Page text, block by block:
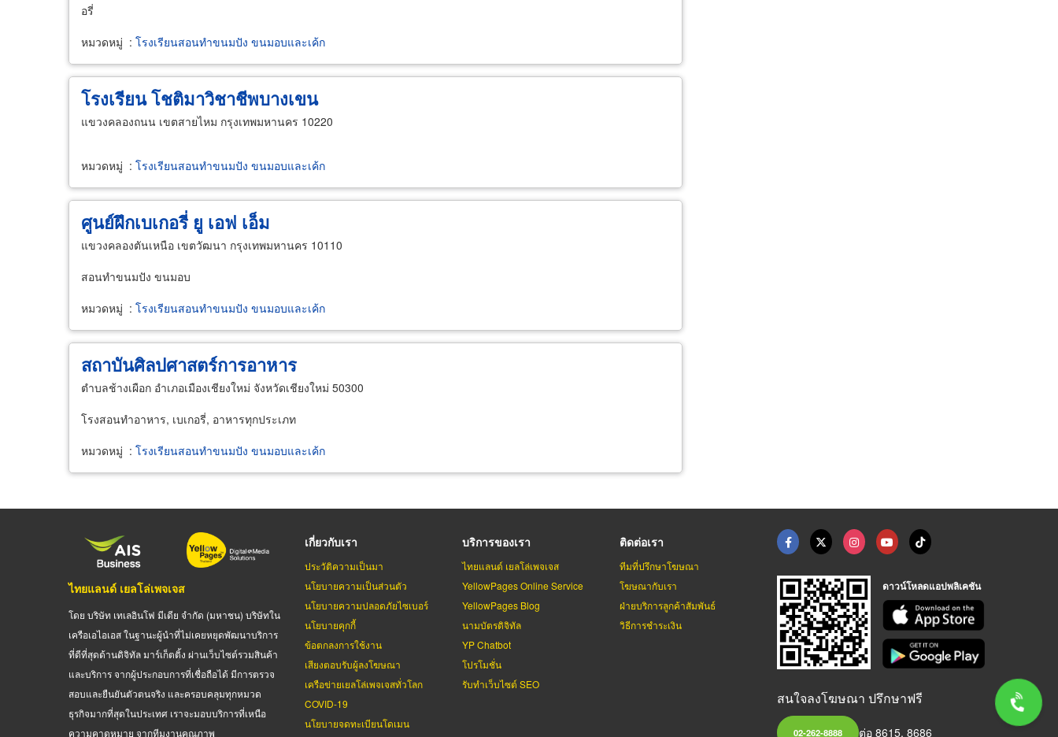
อรี่
หมวดหมู่ : โรงเรียนสอนทำขนมปัง ขนมอบและเค้ก
โรงเรียน โชติมาวิชาชีพบางเขน
แขวงคลองถนน เขตสายไหม กรุงเทพมหานคร 10220
หมวดหมู่ : โรงเรียนสอนทำขนมปัง ขนมอบและเค้ก
ศูนย์ฝึกเบเกอรี่ ยู เอฟ เอ็ม
แขวงคลองตันเหนือ เขตวัฒนา กรุงเทพมหานคร 10110
สอนทำขนมปัง ขนมอบ
หมวดหมู่ : โรงเรียนสอนทำขนมปัง ขนมอบและเค้ก
สถาบันศิลปศาสตร์การอาหาร
ตำบลช้างเผือก อำเภอเมืองเชียงใหม่ จังหวัดเชียงใหม่ 50300
โรงสอนทำอาหาร, เบเกอรี่, อาหารทุกประเภท
หมวดหมู่ : โรงเรียนสอนทำขนมปัง ขนมอบและเค้ก
ไทยแลนด์ เยลโล่เพจเจส
โดย บริษัท เทเลอินโฟ มีเดีย จำกัด (มหาชน) บริษัทใน
เครือเอไอเอส ในฐานะผู้นำที่ไม่เคยหยุดพัฒนาบริการ
ที่ดีที่สุดด้านดิจิทัล มาร์เก็ตติ้ง ผ่านเว็บไซต์รวมสินค้า
และบริการ จากผู้ประกอบการที่เชื่อถือได้ มีการตรวจ
สอบและยืนยันตัวตนจริง และครอบคลุมทุกหมวด
ธุรกิจมากที่สุดในประเทศ เราจะมอบบริการที่เหนือ
ความคาดหมาย จากทีมงานคุณภาพ
เกี่ยวกับเรา
ประวัติความเป็นมา
นโยบายความเป็นส่วนตัว
นโยบายความปลอดภัยไซเบอร์
นโยบายคุกกี้
ข้อตกลงการใช้งาน
เสียงตอบรับผู้ลงโฆษณา
เครือข่ายเยลโล่เพจเจสทั่วโลก
COVID-19
นโยบายจดทะเบียนโดเมน
บริการของเรา
ไทยแลนด์ เยลโล่เพจเจส
YellowPages Online Service
YellowPages Blog
นามบัตรดิจิทัล
YP Chatbot
โปรโมชั่น
รับทำเว็บไซต์ SEO
ติดต่อเรา
ทีมที่ปรึกษาโฆษณา
โฆษณากับเรา
ฝ่ายบริการลูกค้าสัมพันธ์
วิธีการชำระเงิน
ดาวน์โหลดแอปพลิเคชัน
สนใจลงโฆษณา ปรึกษาฟรี
02-262-8888 ต่อ 8615, 8686